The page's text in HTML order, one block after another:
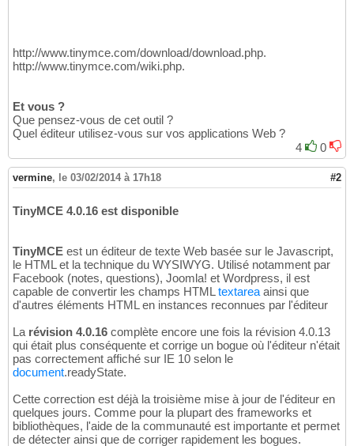
http://www.tinymce.com/download/download.php.
http://www.tinymce.com/wiki.php.
Et vous ?
Que pensez-vous de cet outil ?
Quel éditeur utilisez-vous sur vos applications Web ?
4
0
vermine, le 03/02/2014 à 17h18 #2
TinyMCE 4.0.16 est disponible
TinyMCE est un éditeur de texte Web basée sur le Javascript,
le HTML et la technique du WYSIWYG. Utilisé notamment par
Facebook (notes, questions), Joomla! et Wordpress, il est
capable de convertir les champs HTML textarea ainsi que
d'autres éléments HTML en instances reconnues par l'éditeur
La révision 4.0.16 complète encore une fois la révision 4.0.13
qui était plus conséquente et corrige un bogue où l'éditeur n'était
pas correctement affiché sur IE 10 selon le
document.readyState.
Cette correction est déjà la troisième mise à jour de l'éditeur en
quelques jours. Comme pour la plupart des frameworks et
bibliothèques, l'aide de la communauté est importante et permet
de détecter ainsi que de corriger rapidement les bogues.